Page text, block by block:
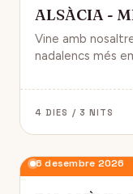
ALSÀCIA -
Vine amb
nadalencs més
4 DIES / 3 NITS
6 desembre 2026